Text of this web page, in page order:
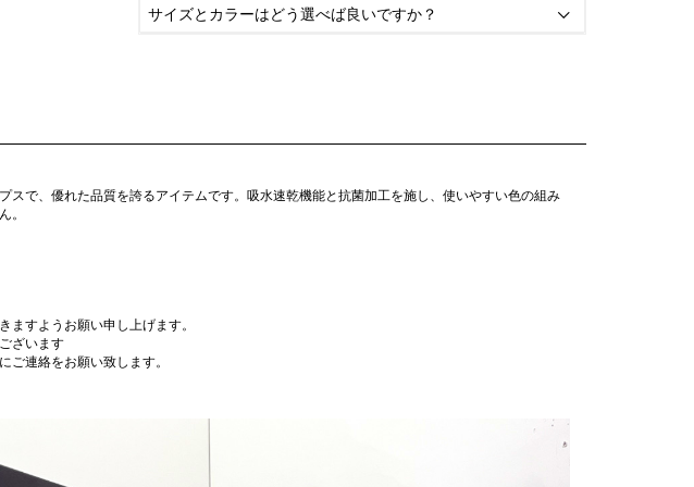
サイズとカラーはどう選べば良いですか？ 
スで、優れた品質を誇るアイテムです。吸水速乾機能と抗菌加工を施し、使いやすい色の組み
。
ますようお願い申し上げます。
ざいます
ご連絡をお願い致します。